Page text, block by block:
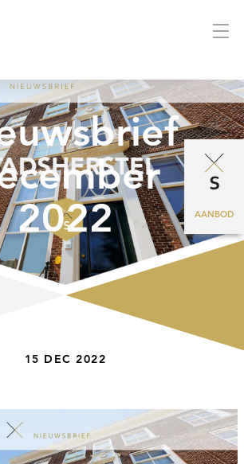
AANBOD
2022
15 DEC 2022